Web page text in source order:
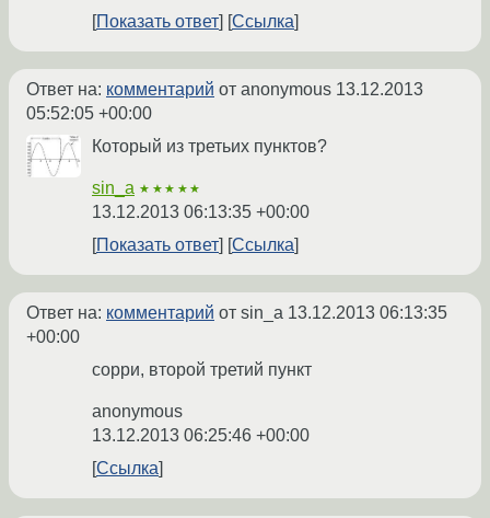
Показать ответ
Ссылка
Ответ на: комментарий от anonymous 13.12.2013
05:52:05 +00:00
Который из третьих пунктов?
sin_a ★★★★★
13.12.2013 06:13:35 +00:00
Показать ответ
Ссылка
Ответ на: комментарий от sin_a 13.12.2013 06:13:35
+00:00
сорри, второй третий пункт
anonymous
13.12.2013 06:25:46 +00:00
Ссылка